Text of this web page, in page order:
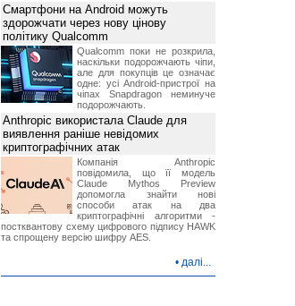
Смартфони на Android можуть
здорожчати через нову цінову
політику Qualcomm
Qualcomm поки не розкрила,
наскільки подорожчають чіпи,
але для покупців це означає
одне: усі Android-пристрої на
чіпах Snapdragon неминуче
подорожчають.
Anthropic використала Claude для
виявлення раніше невідомих
криптографічних атак
Компанія Anthropic
повідомила, що її модель
Claude Mythos Preview
допомогла знайти нові
способи атак на два
криптографічні алгоритми -
постквантову схему цифрового підпису HAWK
та спрощену версію шифру AES.
• далі...